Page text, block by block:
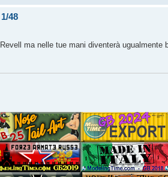
48
ma nelle tue mani diventerà ugualmente